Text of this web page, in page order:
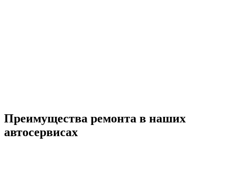
Преимущества ремонта в наших
автосервисах